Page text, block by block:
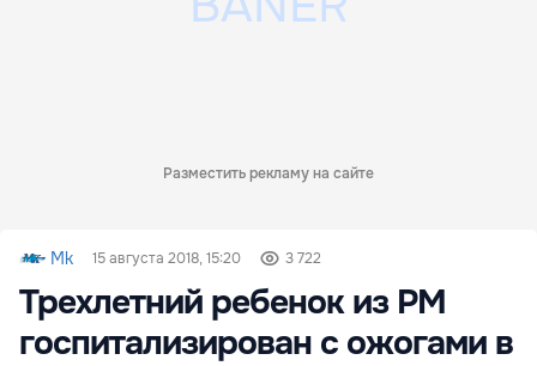
Разместить рекламу на сайте
Mk 15 августа 2018, 15:20 3 722
Трехлетний ребенок из РМ
госпитализирован с ожогами в